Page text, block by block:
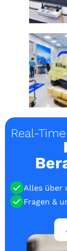
Real-
Alles über
Fragen &